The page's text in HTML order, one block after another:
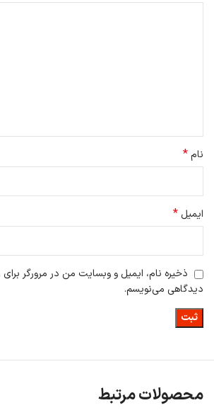
نام*
ایمیل *
ذخیره نام، ایمیل و وبسایت من در مرورگر برای
دیدگاهی می‌نویسم.
محصولات مرتبط